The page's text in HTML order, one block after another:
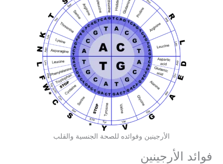
الأرجينين وفوائده للصحة الجنسية والقلب
فوائد الأرجينين